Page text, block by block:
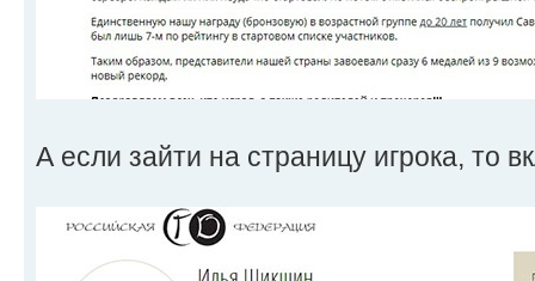
А если зайти на страницу игрока, то